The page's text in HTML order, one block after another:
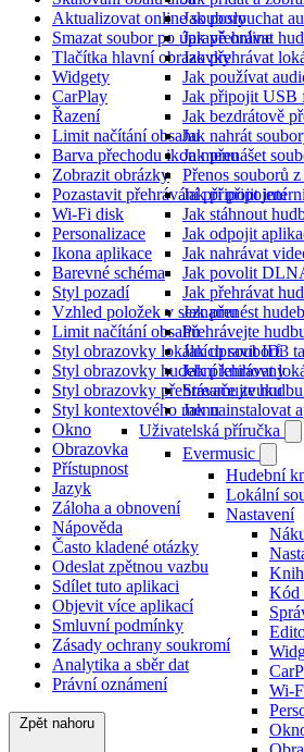
Jak poslouchat
Jak přehrávat
Jak přehrávat
Jak používat
Jak připojit USB
Jak bezdrátově
Jak nahrát
Jak přenášet
Přenos souborů
Jak připojit
Jak stáhnout
Jak odpojit
Jak nahrávat
Jak povolit
Jak přehrávat
Jak přenést
Přehrávejte
Jak upravit ID3
Jak přehrávat
Streamujte
Jak nainstalovat
Uživatelská příručka
Evermusic
Hudební
Lokální
Nastavení
Kód
Wi-
Aktualizovat online soubory
Smazat soubor po úpravě online
Tlačítka hlavní obrazovky
Widgety
CarPlay
Řazení
Limit načítání obsahu
Barva přechodu ikon menu
Zobrazit obrázky
Pozastavit přehrávání při připojení
Wi-Fi disk
Personalizace
Ikona aplikace
Barevné schéma
Styl pozadí
Vzhled položek v seznamu
Limit načítání obsahu
Styl obrazovky lokálních souborů
Styl obrazovky hudební knihovny
Styl obrazovky přehrávače zvuku
Styl kontextového menu
Okno
Obrazovka
Přístupnost
Jazyk
Záloha a obnovení
Nápověda
Často kladené otázky
Odeslat zpětnou vazbu
Sdílet tuto aplikaci
Objevit více aplikací
Smluvní podmínky
Zásady ochrany soukromí
Analytika a sběr dat
Právní oznámení
Zpět nahoru